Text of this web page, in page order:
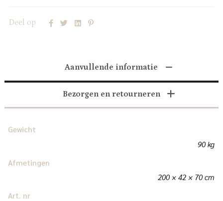
Deel op
Aanvullende informatie
Bezorgen en retourneren
Gewicht
90 kg
Afmetingen
200 × 42 × 70 cm
Art. nr